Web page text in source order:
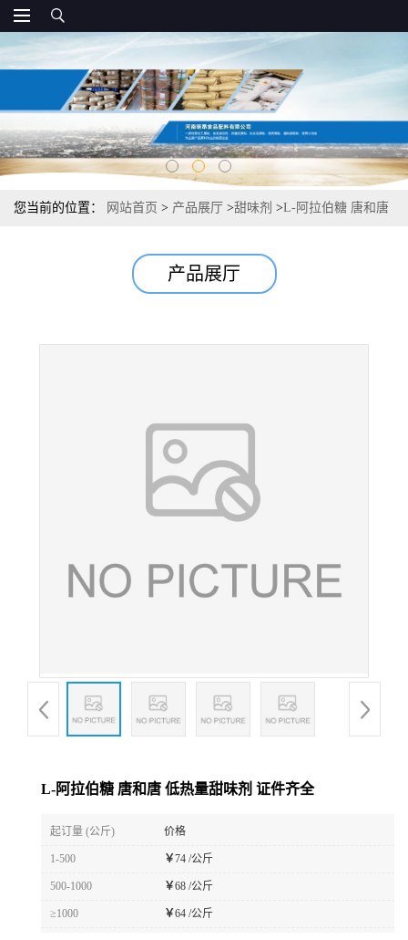
您当前的位置： 网站首页 > 产品展厅 >甜味剂 >L-阿拉伯糖 唐和唐
产品展厅
L-阿拉伯糖 唐和唐 低热量甜味剂 证件齐全
起订量 (公斤) 价格
1-500 ￥74 /公斤
500-1000 ￥68 /公斤
≥1000 ￥64 /公斤